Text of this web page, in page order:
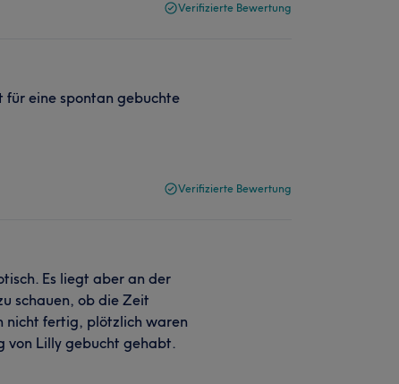
Verifizierte Bewertung
für eine spontan gebuchte
Verifizierte Bewertung
Es liegt aber an der
schauen, ob die Zeit
nicht fertig, plötzlich waren
von Lilly gebucht gehabt.